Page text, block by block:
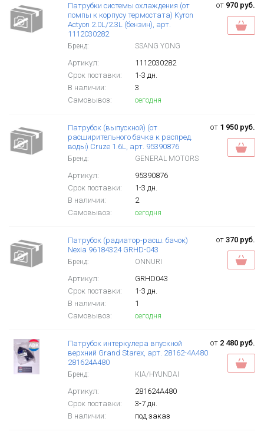
Патрубки системы охлаждения (от
помпы к корпусу термостата) Kyron
Actyon 2.0L/2.3L (бензин), арт.
1112030282
Бренд: SSANG YONG
Артикул:
1112030282
Срок поставки:
1-3 дн.
В наличии:
3
Самовывоз:
сегодня
от 970 руб.
Патрубок (выпускной) (от
расширительного бачка к распред.
воды) Cruze 1.6L, арт. 95390876
Бренд: GENERAL MOTORS
Артикул:
95390876
Срок поставки:
1-3 дн.
В наличии:
2
Самовывоз:
сегодня
от 1 950 руб.
Патрубок (радиатор-расш. бачок)
Nexia 96184324 GRHD-043
Бренд: ONNURI
Артикул:
GRHD043
Срок поставки:
1-3 дн.
В наличии:
1
Самовывоз:
сегодня
от 370 руб.
Патрубок интеркулера впускной
верхний Grand Starex, арт. 28162-4A480
281624A480
Бренд: KIA/HYUNDAI
Артикул:
281624A480
Срок поставки:
3-7 дн.
В наличии:
под заказ
от 2 480 руб.